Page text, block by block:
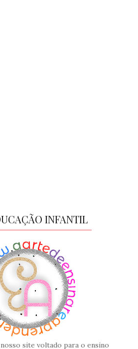
INFANTIL
site voltado para o ensino